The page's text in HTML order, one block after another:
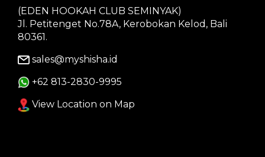
(EDEN HOOKAH CLUB SEMINYAK)
Jl. Petitenget No.78A, Kerobokan Kelod, Bali
80361.
sales@myshisha.id
+62 813-2830-9995
View Location on Map